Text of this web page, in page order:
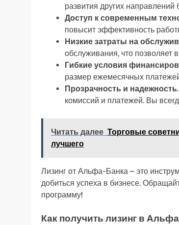
развития других направлений
Доступ к современным
повысит эффективность
Низкие затраты на
обслуживания, что позволяет
Гибкие условия
размер ежемесячных
Прозрачность и надежность
комиссий и платежей. Вы
Читать далее Торговые
лучшего
Лизинг от Альфа-Банка – это
добиться успеха в бизнесе.
программу!
Как получить лизинг в